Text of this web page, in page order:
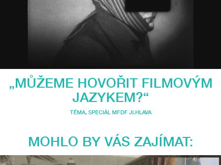
„MŮŽEME HOVOŘIT FILMOVÝM
JAZYKEM?“
TÉMA, SPECIÁL MFDF JI.HLAVA
MOHLO BY VÁS ZAJÍMAT: